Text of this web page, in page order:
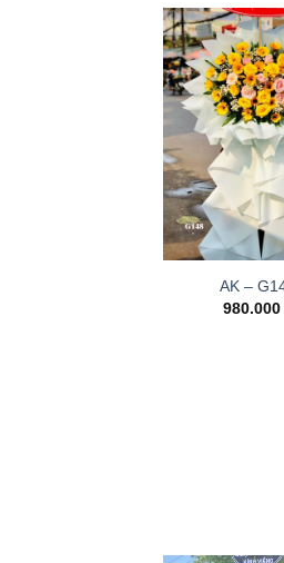
AK –
980.000